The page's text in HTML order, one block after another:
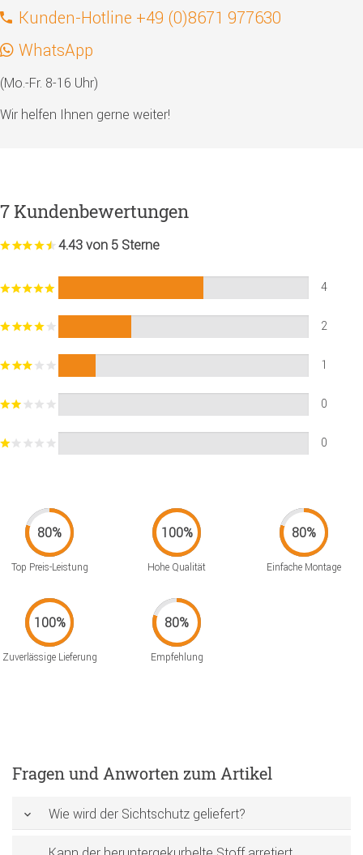
Kunden-Hotline +49 (0)8671 977630
WhatsApp
(Mo.-Fr. 8-16 Uhr)
Wir helfen Ihnen gerne weiter!
7 Kundenbewertungen
4.43 von 5 Sterne
4
2
1
0
0
Top Preis-Leistung Hohe Qualität Einfache Montage
Zuverlässige Lieferung Empfehlung
Fragen und Anworten zum Artikel
Wie wird der Sichtschutz geliefert?